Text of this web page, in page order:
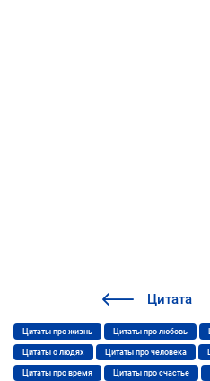
Цитата
Цитаты про жизнь Цитаты про любовь
Цитаты о людях Цитаты про человека
Цитаты про время Цитаты про счастье